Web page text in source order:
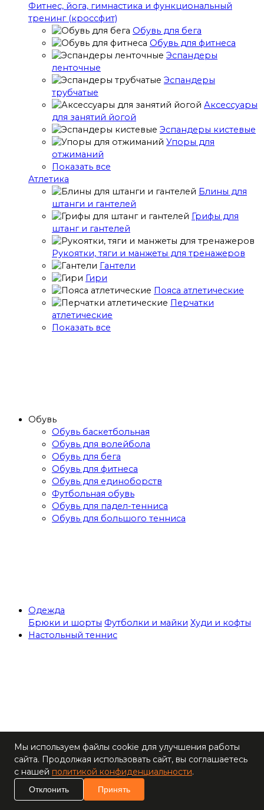
Фитнес, йога, гимнастика и функциональный
тренинг (кроссфит)
Обувь для бега
Обувь для фитнеса
Эспандеры
ленточные
Эспандеры
трубчатые
Аксессуары
для занятий йогой
Эспандеры кистевые
Упоры для
отжиманий
Показать все
Атлетика
Блины для
штанги и гантелей
Грифы для
штанг и гантелей
Рукоятки, тяги и манжеты для тренажеров
Гантели
Гири
Пояса атлетические
Перчатки
атлетические
Показать все
Обувь
Обувь баскетбольная
Обувь для волейбола
Обувь для бега
Обувь для фитнеса
Обувь для единоборств
Футбольная обувь
Обувь для падел-тенниса
Обувь для большого тенниса
Одежда
Брюки и шорты Футболки и майки Худи и кофты
Настольный теннис
Ракетки
Накладки для
ракеток
ракеток
Мы используем файлы cookie для улучшения работы
сайта. Продолжая использовать сайт, вы соглашаетесь
с нашей политикой конфиденциальности.
Отклонить Принять